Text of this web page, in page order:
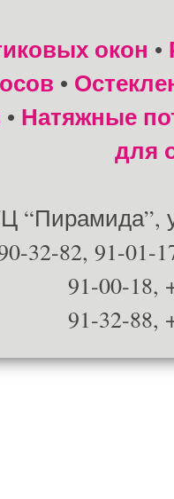
окон •
•
• Натяжные
для
“Пирамида”,
32-82, 91-01-
91-00-18,
91-32-88,